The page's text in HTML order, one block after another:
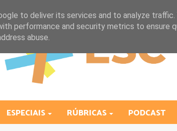
ESPECIAIS RÚBRICAS PODCAST
to deliver its services and to analyze traffic.
performance and security metrics to ensure
abuse.